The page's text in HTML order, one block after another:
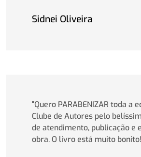
Sidnei Oliveira
"Quero PARABENIZAR toda a
Clube de Autores pelo
de atendimento, publicação e
obra. O livro está muito